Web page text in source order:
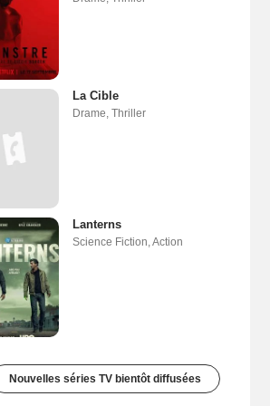
La Cible
Drame, Thriller
Lanterns
Science Fiction,Action
Nouvelles séries TV bientôt diffusées